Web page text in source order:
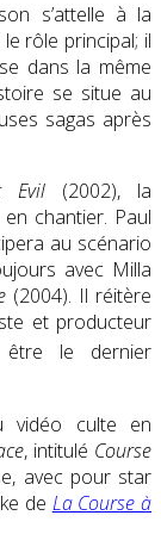
s’attelle à la
rôle principal; il
dans la même
se situe au
sagas après
Evil (2002), la
chantier. Paul
au scénario
avec Milla
(2004). Il réitère
et producteur
le dernier
vidéo culte en
, intitulé Course
avec pour star
de La Course à